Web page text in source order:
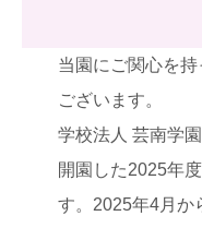
当園にご関心を
ございます。
学校法人 芸南学
開園した2025年
す。2025年4月か